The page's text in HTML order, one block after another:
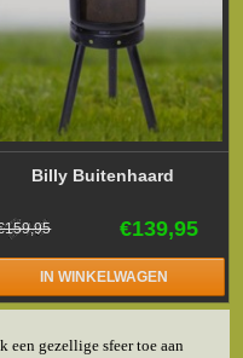
Billy Buitenhaard
€139,95
IN WINKELWAGEN
een gezellige sfeer toe aan